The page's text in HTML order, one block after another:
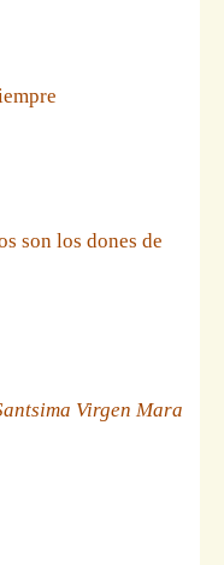
son los dones de
Virgen Mara